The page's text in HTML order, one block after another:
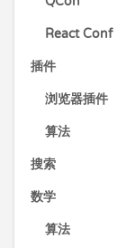
React Conf
插件
浏览器插件
算法
搜索
数学
算法